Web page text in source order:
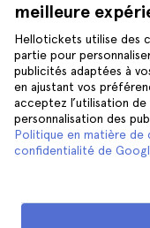
meilleure
Hellotickets utilise des
partie pour
publicités adaptées à
en ajustant vos
acceptez l’utilisation de
personnalisation des
Politique en matière de
confidentialité de
Avis
Confidentialité
Conditions générales
Mentions Légales
Cookies
Aide